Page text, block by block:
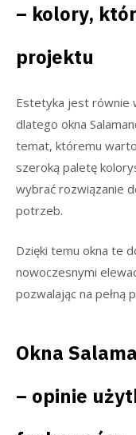
– kolory,
projektu
Estetyka jest równie
dlatego okna
temat, któremu
szeroką paletę
wybrać rozwiązanie
potrzeb.
Dzięki temu okna te
nowoczesnymi
pozwalając na pełną
Okna
– opinie